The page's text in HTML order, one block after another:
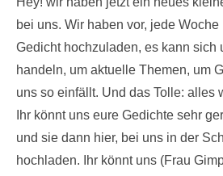
bei uns. Wir haben vor, jede
Gedicht hochzuladen, es kann sich
handeln, um aktuelle Themen, um
uns so einfällt. Und das Tolle: alles
Ihr könnt uns eure Gedichte sehr
und sie dann hier, bei uns in der
hochladen. Ihr könnt uns (Frau